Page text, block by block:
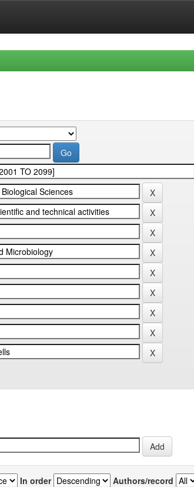
In order Authors/record